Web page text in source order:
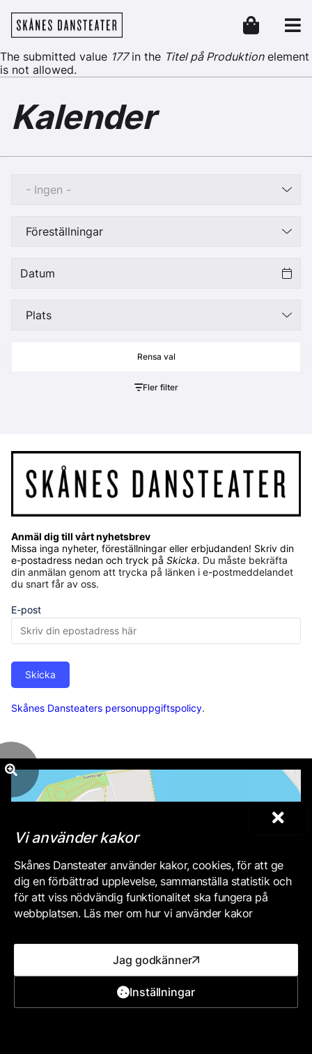
Skånes Dansteater
Header
Felmeddelande
The submitted value 177in the Titel på Produktionelement
is not allowed.
Kalender
- Ingen -
Föreställningar
Plats
Fler filter
Anmäl dig till vårt nyhetsbrev
Missa inga nyheter, föreställningar eller erbjudanden! Skriv din
e-postadress nedan och tryck på Skicka. Du måste bekräfta
din anmälan genom att trycka på länken i e-postmeddelandet
du snart får av oss.
E-post
Skicka
Skånes Dansteaters personuppgiftspolicy.
Vi använder kakor
Skånes Dansteater använder kakor, cookies, för att ge
dig en förbättrad upplevelse, sammanställa statistik och
för att viss nödvändig funktionalitet ska fungera på
webbplatsen. Läs mer om hur vi använder kakor
Jag godkänner
Inställningar